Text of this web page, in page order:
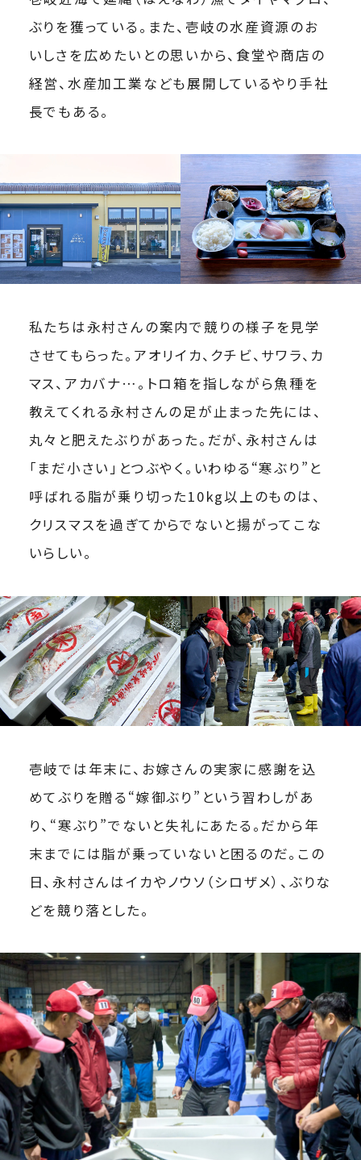
ぶりを獲っている。また、壱岐の水産資源のお
いしさを広めたいとの思いから、食堂や商店の
経営、水産加工業なども展開しているやり手社
長でもある。
私たちは永村さんの案内で競りの様子を見学
させてもらった。アオリイカ、クチビ、サワラ、カ
マス、アカバナ…。トロ箱を指しながら魚種を
教えてくれる永村さんの足が止まった先には、
丸々と肥えたぶりがあった。だが、永村さんは
「まだ小さい」とつぶやく。いわゆる“寒ぶり”と
呼ばれる脂が乗り切った10kg以上のものは、
クリスマスを過ぎてからでないと揚がってこな
いらしい。
壱岐では年末に、お嫁さんの実家に感謝を込
めてぶりを贈る“嫁御ぶり”という習わしがあ
り、“寒ぶり”でないと失礼にあたる。だから年
末までには脂が乗っていないと困るのだ。この
日、永村さんはイカやノウソ（シロザメ）、ぶりな
どを競り落とした。